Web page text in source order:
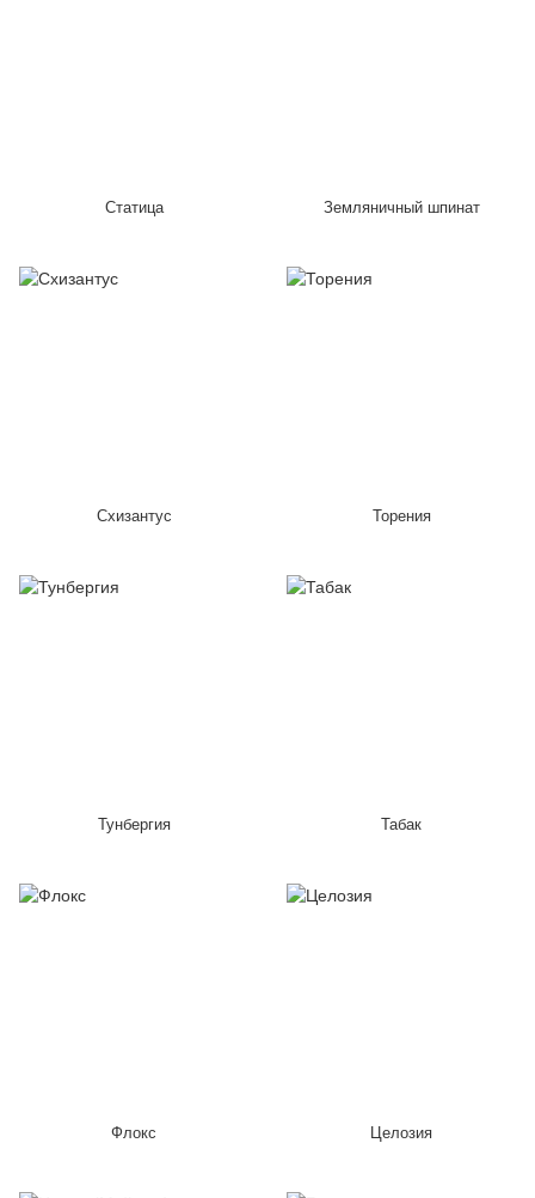
Статица Земляничный шпинат
Схизантус Торения
Тунбергия Табак
Флокс Целозия